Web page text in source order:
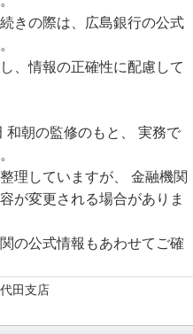
きの際は、広島銀行の公式
、情報の正確性に配慮して
和朝の監修のもと、 実務で
理していますが、 金融機関
が変更される場合がありま
の公式情報もあわせてご確
田支店